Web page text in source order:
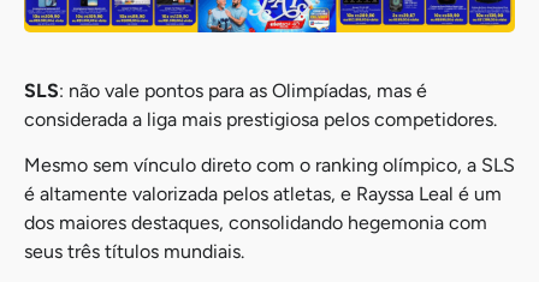
SLS: não vale pontos para as Olimpíadas, mas é
considerada a liga mais prestigiosa pelos competidores.
Mesmo sem vínculo direto com o ranking olímpico, a SLS
é altamente valorizada pelos atletas, e Rayssa Leal é um
dos maiores destaques, consolidando hegemonia com
seus três títulos mundiais.